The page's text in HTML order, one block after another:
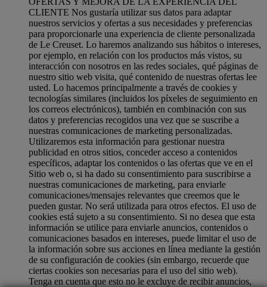
CLIENTE Nos gustaría utilizar sus datos para adaptar
nuestros servicios y ofertas a sus necesidades y preferencias
para proporcionarle una experiencia de cliente personalizada
de Le Creuset. Lo haremos analizando sus hábitos o intereses,
por ejemplo, en relación con los productos más vistos, su
interacción con nosotros en las redes sociales, qué páginas de
nuestro sitio web visita, qué contenido de nuestras ofertas lee
usted. Lo hacemos principalmente a través de cookies y
tecnologías similares (incluidos los píxeles de seguimiento en
los correos electrónicos), también en combinación con sus
datos y preferencias recogidos una vez que se suscribe a
nuestras comunicaciones de marketing personalizadas.
Utilizaremos esta información para gestionar nuestra
publicidad en otros sitios, conceder acceso a contenidos
específicos, adaptar los contenidos o las ofertas que ve en el
Sitio web o, si ha dado su consentimiento para suscribirse a
nuestras comunicaciones de marketing, para enviarle
comunicaciones/mensajes relevantes que creemos que le
pueden gustar. No será utilizada para otros efectos. El uso de
cookies está sujeto a su consentimiento. Si no desea que esta
información se utilice para enviarle anuncios, contenidos o
comunicaciones basados en intereses, puede limitar el uso de
la información sobre sus acciones en línea mediante la gestión
de su configuración de cookies (sin embargo, recuerde que
ciertas cookies son necesarias para el uso del sitio web).
Tenga en cuenta que esto no le excluye de recibir anuncios,